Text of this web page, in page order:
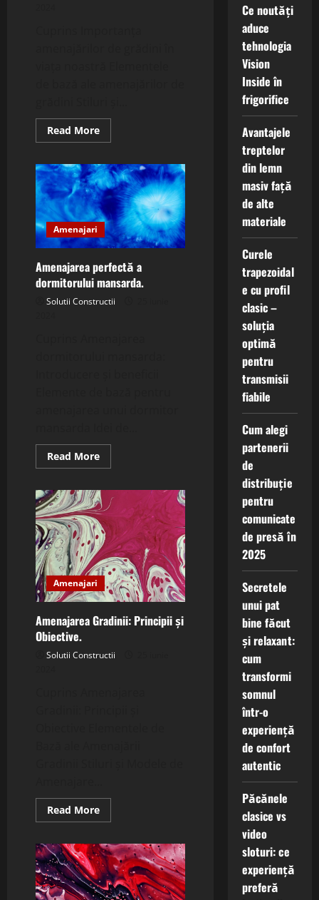
Read MoreRead
more
de
grădini
–
Importanța
și
beneficiile
lor
în
viața
Amenajari
Amenajarea perfectă a
dormitorului mansarda.
Solutii Constructii
Read MoreRead
more
perfectă
a
dormitorului
mansarda.
Amenajari
Amenajarea Gradinii: Principii și
Obiective.
Solutii Constructii
Read MoreRead
more
Gradinii:
Principii
și
Obiective.
Ce noutăți
aduce
tehnologia
Vision
Inside în
frigorifice
Avantajele
treptelor
din lemn
masiv față
de alte
materiale
Curele
trapezoidal
e cu profil
clasic –
soluția
optimă
pentru
transmisii
fiabile
Cum alegi
partenerii
de
distribuție
pentru
comunicate
de presă în
2025
Secretele
unui pat
bine făcut
și relaxant:
cum
transformi
somnul
într-o
experiență
de confort
autentic
Păcănele
clasice vs
video
sloturi: ce
experiență
preferă